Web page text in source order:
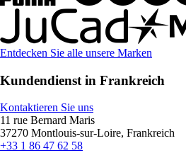
Entdecken Sie alle unsere Marken
Kundendienst in Frankreich
Kontaktieren Sie uns
11 rue Bernard Maris
37270 Montlouis-sur-Loire, Frankreich
+33 1 86 47 62 58